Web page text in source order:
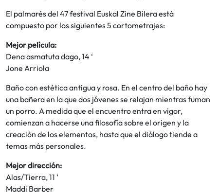
El palmarés del 47 festival Euskal Zine Bilera está
compuesto por los siguientes 5 cortometrajes:
Mejor película:
Dena asmatuta dago, 14 ‘
Jone Arriola
Baño con estética antigua y rosa. En el centro del baño hay
una bañera en la que dos jóvenes se relajan mientras fuman
un porro. A medida que el encuentro entra en vigor,
comienzan a hacerse una filosofía sobre el origen y la
creación de los elementos, hasta que el diálogo tiende a
temas más personales.
Mejor dirección:
Alas/Tierra, 11 ‘
Maddi Barber